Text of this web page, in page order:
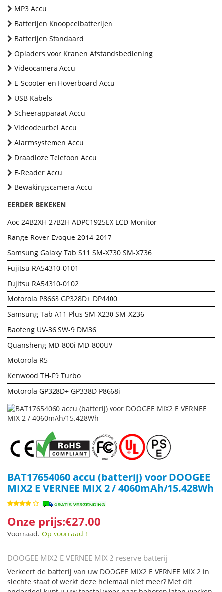
MP3 Accu
Batterijen Knoopcelbatterijen
Batterijen Standaard
Opladers voor Kranen Afstandsbediening
Videocamera Accu
E-Scooter en Hoverboard Accu
USB Kabels
Scheerapparaat Accu
Videodeurbel Accu
Alarmsystemen Accu
Draadloze Telefoon Accu
E-Reader Accu
Bewakingscamera Accu
EERDER BEKEKEN
Aoc 24B2XH 27B2H ADPC1925EX LCD Monitor
Range Rover Evoque 2014-2017
Samsung Galaxy Tab S11 SM-X730 SM-X736
Fujitsu RA54310-0101
Fujitsu RA54310-0102
Motorola P8668 GP328D+ DP4400
Samsung Tab A11 Plus SM-X230 SM-X236
Baofeng UV-36 SW-9 DM36
Quansheng MD-800i MD-800UV
Motorola R5
Kenwood TH-F9 Turbo
Motorola GP328D+ GP338D P8668i
BAT17654060 accu (batterij) voor DOOGEE
MIX2 E VERNEE MIX 2 / 4060mAh/15.428Wh
Onze prijs:€27.00
Voorraad: Op voorraad !
DOOGEE MIX2 E VERNEE MIX 2 reserve batterij
Verkeert de batterij van uw DOOGEE MIX2 E VERNEE MIX 2 in
slechte staat of werkt deze helemaal niet meer? Met dit